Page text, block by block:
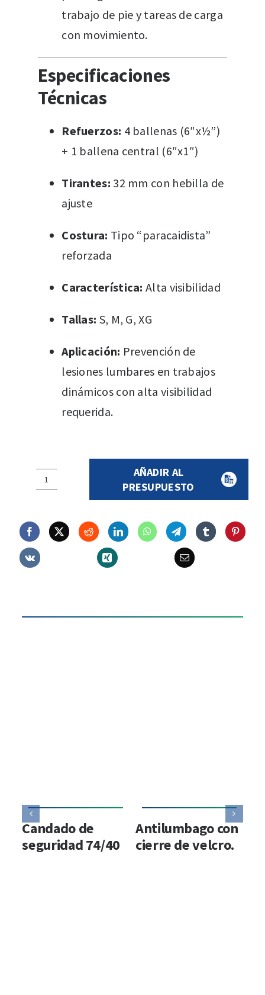
trabajo de pie y tareas de carga
con movimiento.
Especificaciones
Técnicas
Refuerzos: 4 ballenas (6″x½”)
+ 1 ballena central (6″x1″)
Tirantes: 32 mm con hebilla de
ajuste
Costura: Tipo “paracaidista”
reforzada
Característica: Alta visibilidad
Tallas: S, M, G, XG
Aplicación: Prevención de
lesiones lumbares en trabajos
dinámicos con alta visibilidad
requerida.
FAJA
825
cantidad
AÑADIR AL
PRESUPUESTO
Candado de
seguridad 74/40
Antilumbago con
cierre de velcro.